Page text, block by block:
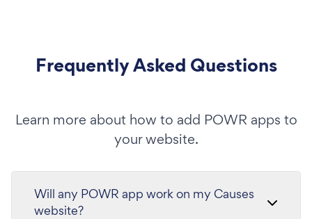
Frequently Asked Questions
Learn more about how to add POWR apps to
your website.
Will any POWR app work on my Causes
website?